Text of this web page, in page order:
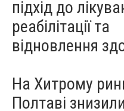
підхід до
реабілітації та
відновлення
На Хитрому
Полтаві